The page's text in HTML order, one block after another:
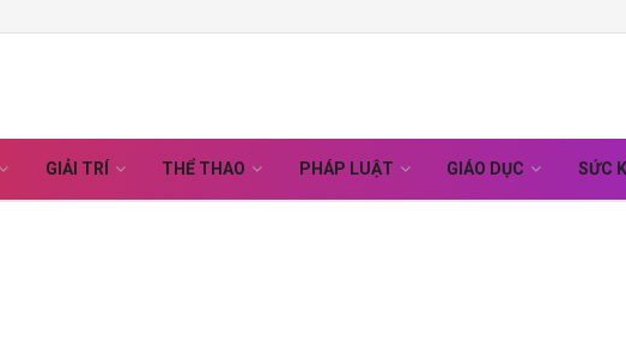
GIẢI TRÍ THỂ THAO PHÁP LUẬT GIÁO DỤC SỨC